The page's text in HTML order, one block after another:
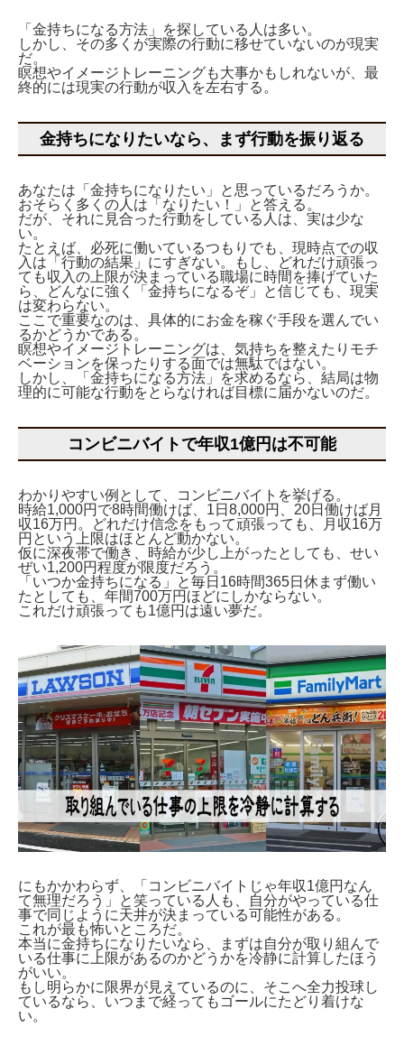
「金持ちになる方法」を探している人は多い。
しかし、その多くが実際の行動に移せていないのが現実
だ。
瞑想やイメージトレーニングも大事かもしれないが、最
終的には現実の行動が収入を左右する。
金持ちになりたいなら、まず行動を振り返る
あなたは「金持ちになりたい」と思っているだろうか。
おそらく多くの人は「なりたい！」と答える。
だが、それに見合った行動をしている人は、実は少な
い。
たとえば、必死に働いているつもりでも、現時点での収
入は「行動の結果」にすぎない。もし、どれだけ頑張っ
ても収入の上限が決まっている職場に時間を捧げていた
ら、どんなに強く「金持ちになるぞ」と信じても、現実
は変わらない。
ここで重要なのは、具体的にお金を稼ぐ手段を選んでい
るかどうかである。
瞑想やイメージトレーニングは、気持ちを整えたりモチ
ベーションを保ったりする面では無駄ではない。
しかし、「金持ちになる方法」を求めるなら、結局は物
理的に可能な行動をとらなければ目標に届かないのだ。
コンビニバイトで年収1億円は不可能
わかりやすい例として、コンビニバイトを挙げる。
時給1,000円で8時間働けば、1日8,000円、20日働けば月
収16万円。どれだけ信念をもって頑張っても、月収16万
円という上限はほとんど動かない。
仮に深夜帯で働き、時給が少し上がったとしても、せい
ぜい1,200円程度が限度だろう。
「いつか金持ちになる」と毎日16時間365日休まず働い
たとしても、年間700万円ほどにしかならない。
これだけ頑張っても1億円は遠い夢だ。
にもかかわらず、「コンビニバイトじゃ年収1億円なん
て無理だろう」と笑っている人も、自分がやっている仕
事で同じように天井が決まっている可能性がある。
これが最も怖いところだ。
本当に金持ちになりたいなら、まずは自分が取り組んで
いる仕事に上限があるのかどうかを冷静に計算したほう
がいい。
もし明らかに限界が見えているのに、そこへ全力投球し
ているなら、いつまで経ってもゴールにたどり着けな
い。